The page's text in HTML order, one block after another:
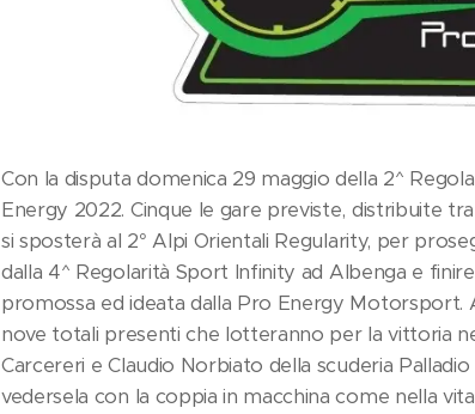
Con la disputa domenica 29 maggio della 2^
Energy 2022. Cinque le gare previste, distribuite
si sposterà al 2° Alpi Orientali Regularity, per
dalla 4^ Regolarità Sport Infinity ad Albenga e
promossa ed ideata dalla Pro Energy Motorsport.
nove totali presenti che lotteranno per la vittoria
Carcereri e Claudio Norbiato della scuderia
vedersela con la coppia in macchina come nella